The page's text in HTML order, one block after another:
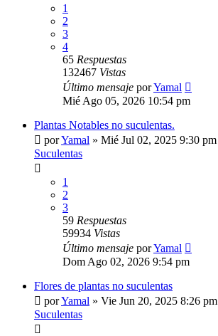
1
2
3
4
65 Respuestas
132467 Vistas
Último mensaje porYamal
Mié Ago 05, 2026 10:54 pm
Plantas Notables no suculentas.
porYamal » Mié Jul 02, 2025 9:30 pm
Suculentas
1
2
3
59 Respuestas
59934 Vistas
Último mensaje porYamal
Dom Ago 02, 2026 9:54 pm
Flores de plantas no suculentas
porYamal » Vie Jun 20, 2025 8:26 pm
Suculentas